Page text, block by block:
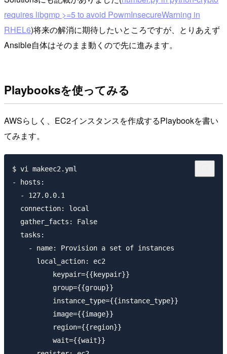
requires libgmp >=5 to avoid PowmInsecureWarning in
RHEL6)将来の解消に期待したいところですが、とりあえず
Ansible自体はそのまま動くので先に進みます。
Playbooksを使ってみる
AWSらしく、EC2インスタンスを作成するPlaybookを書い
てみます。
$ vi makeec2.yml
- hosts:
  - 127.0.0.1
  connection: local
  gather_facts: False
  tasks:
    - name: Provision a set of instances
      local_action: ec2
          keypair={{keypair}}
          group={{group}}
          instance_type={{instance_type}}
          image={{image}}
          region={{region}}
          wait={{wait}}